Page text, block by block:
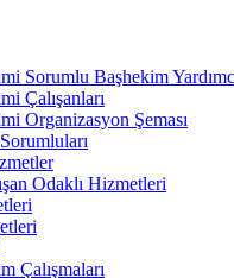
Sorumlu Başhekim
Çalışanları
Organizasyon Şeması
Odaklı Hizmetleri
Çalışmaları